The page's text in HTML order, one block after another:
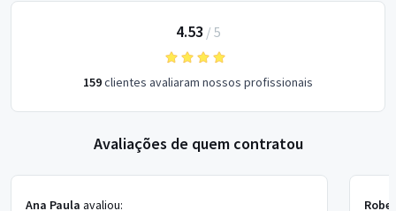
4.53 / 5
159clientes avaliaram nossos profissionais
Avaliações de quem contratou
Ana Paula avaliou: